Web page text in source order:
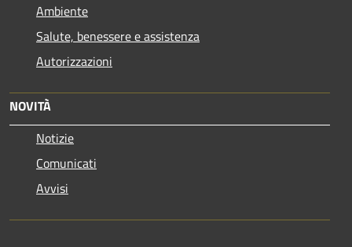
Ambiente
Salute, benessere e assistenza
Autorizzazioni
NOVITÀ
Notizie
Comunicati
Avvisi